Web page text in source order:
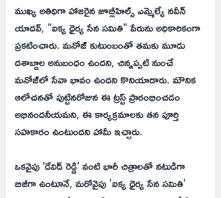
ముఖ్య అతిథిగా హాజరైన జూబ్లీహిల్స్ ఎమ్మెల్యే నవీన్
యాదవ్, "ఐక్య ధైర్య సేన సమితి" పేరును అధికారికంగా
ప్రకటించారు. మనోజ్ కుటుంబంతో తమకు మూడు
దశాబ్దాల అనుబంధం ఉందని, చిన్నప్పటి నుంచే
మనోజ్‌లో సేవా భావం ఉందని కొనియాడారు. మౌనిక
ఆలోచనతో పుట్టినరోజున ఈ ట్రస్ట్ ప్రారంభించడం
అభినందనీయమని, ఈ కార్యక్రమాలకు తన పూర్తి
సహకారం ఉంటుందని హామీ ఇచ్చారు.
ఒకవైపు ‘డేవిడ్ రెడ్డి’ వంటి భారీ చిత్రాలతో నటుడిగా
బిజీగా ఉంటూనే, మరోవైపు 'ఐక్య ధైర్య సేన సమితి'